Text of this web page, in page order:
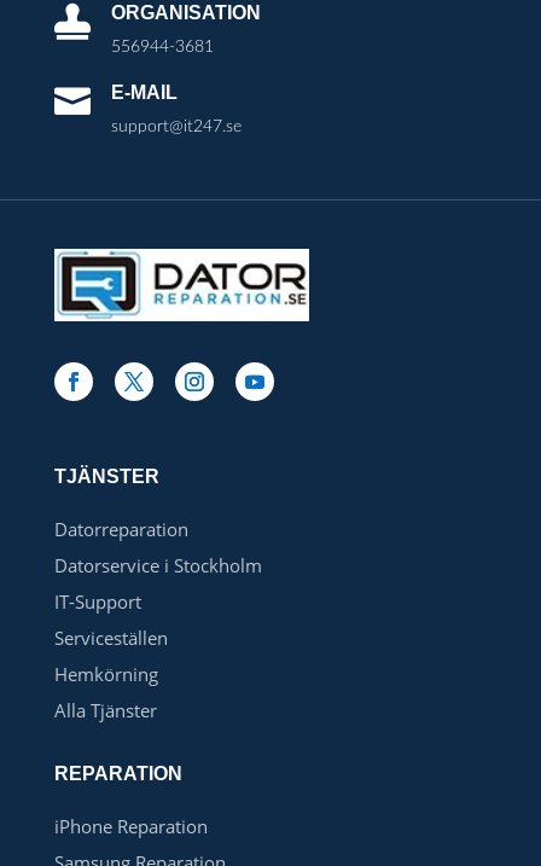
 ORGANISATION
556944-3681
 E-MAIL
support@it247.se
TJÄNSTER
Datorreparation
Datorservice i Stockholm
IT-Support
Serviceställen
Hemkörning
Alla Tjänster
REPARATION
iPhone Reparation